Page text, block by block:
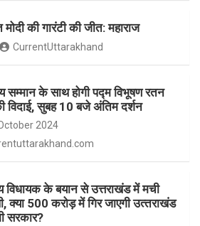
e
की गारंटी की जीत: महाराज
CurrentUttarakhand
सम्मान के साथ होगी पद्म विभूषण रतन
विदाई, सुबह 10 बजे अंतिम दर्शन
2024
विधायक के बयान से उत्तराखंड में मची
क्‍या 500 करोड़ में गिर जाएगी उत्‍तराखंड
सरकार?